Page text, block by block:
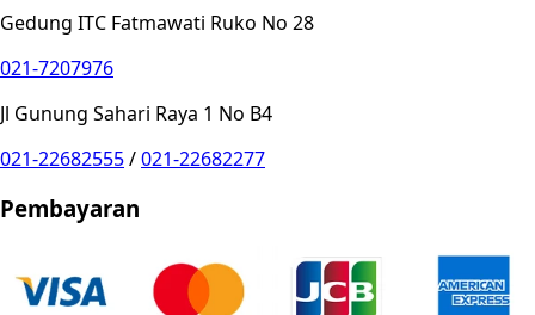
Gedung ITC Fatmawati Ruko No 28
021-7207976
Jl Gunung Sahari Raya 1 No B4
021-22682555/021-22682277
Pembayaran